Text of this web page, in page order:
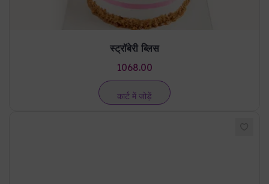
स्ट्रॉबेरी ब्लिस
1068.00
कार्ट में जोड़ें